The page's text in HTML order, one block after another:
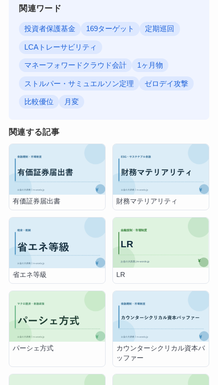
関連ワード
投資者保護基金 169ターゲット 定期巡回
LCAトレーサビリティ
マネーフォワードクラウド会計 1ヶ月物
ストルパー・サミュエルソン定理 ゼロデイ攻撃
比較優位 月変
関連する記事
有価証券届出書 財務マテリアリティ
省エネ等級 LR
パーシェ方式
カウンターシクリカル資本バ
ッファー